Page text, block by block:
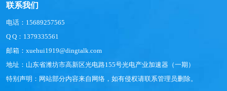
联系我们
电话：15689257565
Q Q：1379335561
邮箱：xuehui1919@dingtalk.com
地址：山东省潍坊市高新区光电路155号光电产业加速器（一期）
特别声明：网站部分内容来自网络，如有侵权请联系管理员删除。